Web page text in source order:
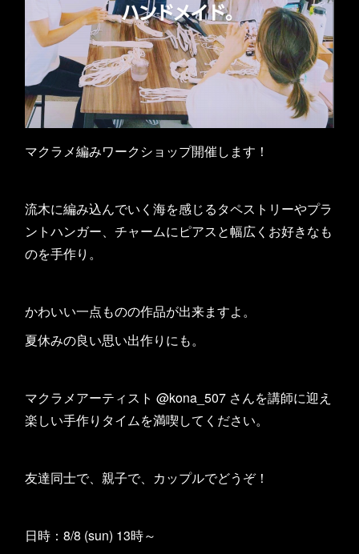
マクラメ編みワークショップ開催します！
流木に編み込んでいく海を感じるタペストリーやプラ
ントハンガー、チャームにピアスと幅広くお好きなも
のを手作り。
かわいい一点ものの作品が出来ますよ。
夏休みの良い思い出作りにも。
マクラメアーティスト @kona_507 さんを講師に迎え
楽しい手作りタイムを満喫してください。
友達同士で、親子で、カップルでどうぞ！
日時：8/8 (sun) 13時～